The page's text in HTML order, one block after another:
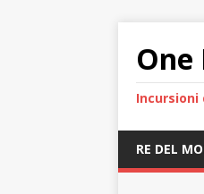
One
Incursioni
RE DEL